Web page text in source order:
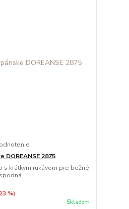
2875
s krátkym rukávom pre bežné
%)
Skladom